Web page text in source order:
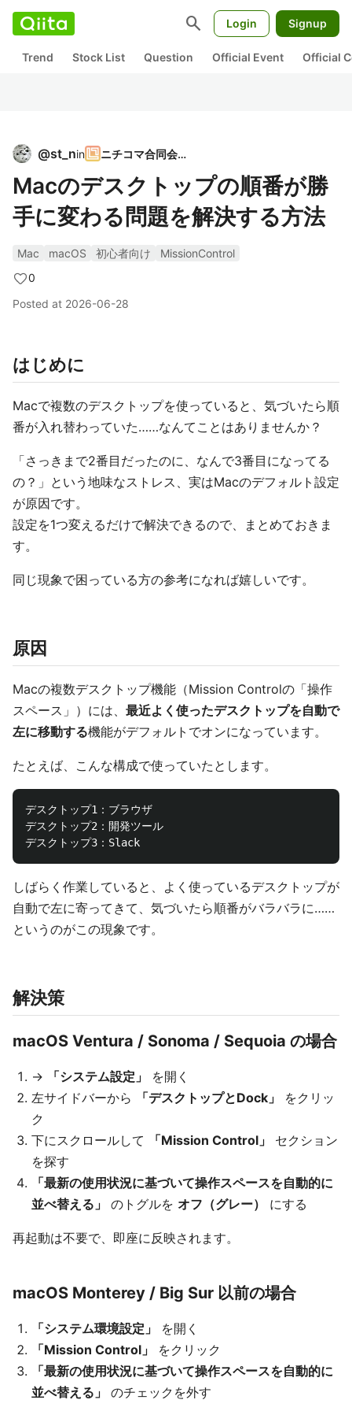
search Login Signup
Trend Stock List Question Official Event Official
@st_nin ニチコマ合同会社
Macのデスクトップの順番が勝
手に変わる問題を解決する方法
Mac macOS 初心者向け
MissionControl
0
Posted at 2026-06-28
はじめに
Macで複数のデスクトップを使っていると、気づいたら順
番が入れ替わっていた……なんてことはありませんか？
「さっきまで2番目だったのに、なんで3番目になってる
の？」という地味なストレス、実はMacのデフォルト設定
が原因です。
設定を1つ変えるだけで解決できるので、まとめておきま
す。
同じ現象で困っている方の参考になれば嬉しいです。
原因
Macの複数デスクトップ機能（Mission Controlの「操作
スペース」）には、 最近よく使ったデスクトップを自動で
左に移動する機能がデフォルトでオンになっています。
たとえば、こんな構成で使っていたとします。
デスクトップ1：ブラウザ
デスクトップ2：開発ツール
しばらく作業していると、よく使っているデスクトップが
自動で左に寄ってきて、気づいたら順番がバラバラに……
というのがこの現象です。
解決策
macOS Ventura / Sonoma / Sequoia の場合
→ 「システム設定」
を開く
左サイドバーから
「デスクトップとDock」
をクリッ
ク
下にスクロールして
「Mission Control」
セクション
を探す
「最新の使用状況に基づいて操作スペースを自動的に
並べ替える」
のトグルを オフ（グレー） にする
再起動は不要で、即座に反映されます。
macOS Monterey / Big Sur 以前の場合
「システム環境設定」
を開く
「Mission Control」
をクリック
「最新の使用状況に基づいて操作スペースを自動的に
並べ替える」
のチェックを外す